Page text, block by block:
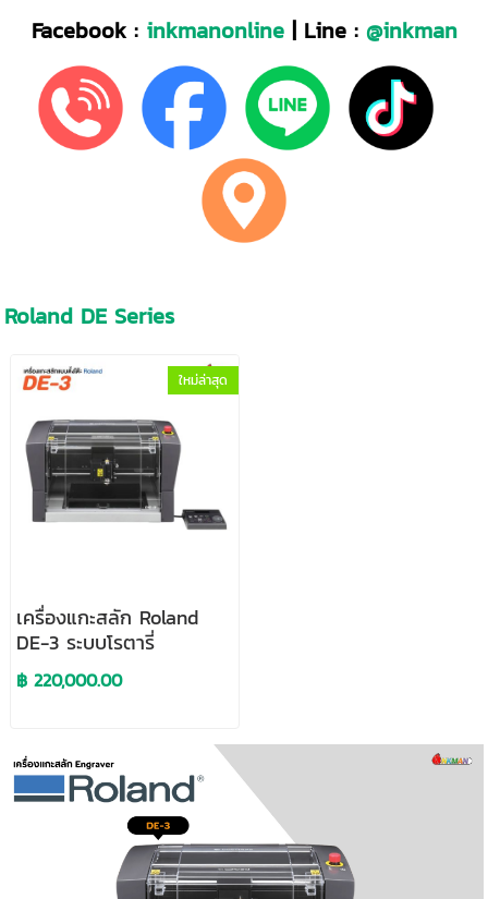
Facebook : inkmanonline | Line : @inkman
Roland DE Series
ใหม่ล่าสุด
เครื่องแกะสลัก Roland
DE-3 ระบบโรตารี่
฿ 220,000.00